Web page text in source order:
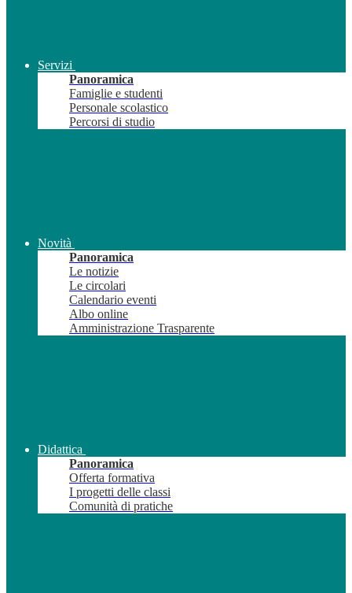
Servizi
Panoramica
Famiglie e studenti
Personale scolastico
Percorsi di studio
Novità
Panoramica
Le notizie
Le circolari
Calendario eventi
Albo online
Amministrazione Trasparente
Didattica
Panoramica
Offerta formativa
I progetti delle classi
Comunità di pratiche